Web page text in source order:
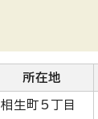
所在地
相生町5丁目